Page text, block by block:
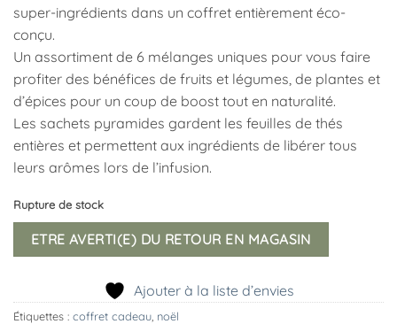
super-ingrédients dans un coffret entièrement éco-
conçu.
Un assortiment de 6 mélanges uniques pour vous faire
profiter des bénéfices de fruits et légumes, de plantes et
d’épices pour un coup de boost tout en naturalité.
Les sachets pyramides gardent les feuilles de thés
entières et permettent aux ingrédients de libérer tous
leurs arômes lors de l’infusion.
Rupture de stock
ETRE AVERTI(E) DU RETOUR EN MAGASIN
Ajouter à la liste d’envies
Étiquettes : coffret cadeau noël